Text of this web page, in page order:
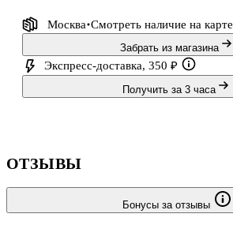
Москва Смотреть наличие на карте
Забрать из магазина
Экспресс-доставка, 350 ₽
Получить за 3 часа
ОТЗЫВЫ
Бонусы за отзывы